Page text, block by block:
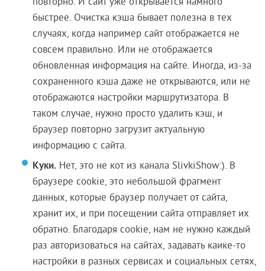
быстрее. Очистка кэша бывает полезна в тех
случаях, когда например сайт отображается не
совсем правильно. Или не отображается
обновленная информация на сайте. Иногда, из-за
сохраненного кэша даже не открываются, или не
отображаются настройки маршрутизатора. В
таком случае, нужно просто удалить кэш, и
браузер повторно загрузит актуальную
информацию с сайта.
Куки. Нет, это не кот из канала SlivkiShow:). В
браузере cookie, это небольшой фрагмент
данных, которые браузер получает от сайта,
хранит их, и при посещении сайта отправляет их
обратно. Благодаря cookie, нам не нужно каждый
раз авторизоваться на сайтах, задавать каике-то
настройки в разных сервисах и социальных сетях,